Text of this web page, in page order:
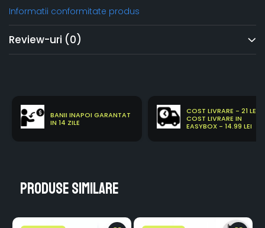
Informatii conformitate produs
Review-uri (0)
BANII INAPOI GARANTAT
IN 14 ZILE
COST LIVRARE - 21 LEI
COST LIVRARE IN
EASYBOX - 14.99 LEI
Produse similare